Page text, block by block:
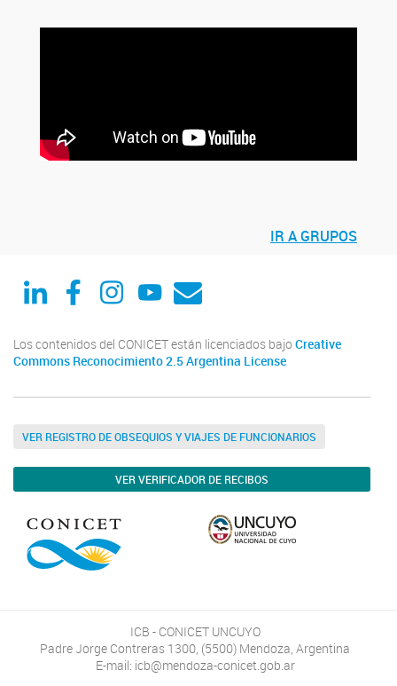
IR A GRUPOS
Linked in Facebook
Instagram
Youtube
Correo
Los contenidos del CONICET están licenciados bajo Creative
Commons Reconocimiento 2.5 Argentina License
VER REGISTRO DE OBSEQUIOS Y VIAJES DE FUNCIONARIOS
VER VERIFICADOR DE RECIBOS
ICB - CONICET UNCUYO
Padre Jorge Contreras 1300, (5500) Mendoza, Argentina
E-mail: icb@mendoza-conicet.gob.ar